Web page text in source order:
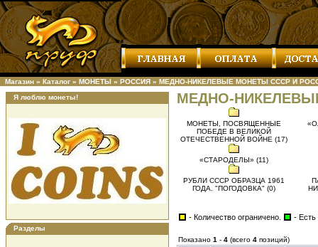
Магазин » Каталог » МОНЕТЫ » РОССИЯ » МЕДНО-НИКЕЛЕВЫЕ МОНЕТЫ СССР И
Я люблю монеты!
Разделы
МЕДНО-
МОНЕТЫ, ПОСВЯЩЕННЫЕ
ПОБЕДЕ В ВЕЛИКОЙ
ОТЕЧЕСТВЕННОЙ ВОЙНЕ (17)
«СТАРОДЕЛЫ» (11)
РУБЛИ СССР ОБРАЗЦА 1961
ГОДА. "ПОГОДОВКА" (0)
- Количество ограничено. - Есть
Показано 1 - 4 (всего 4 позиций)